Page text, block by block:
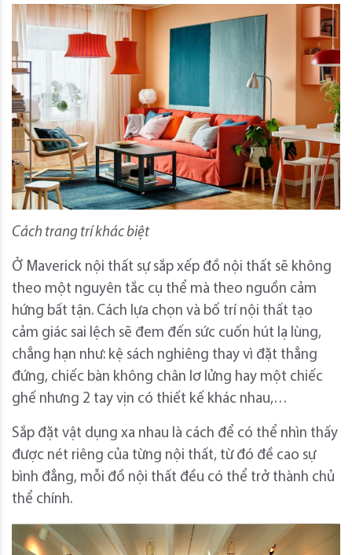
Cách trang trí khác biệt
Ở Maverick nội thất sự sắp xếp đồ nội thất sẽ không
theo một nguyên tắc cụ thể mà theo nguồn cảm
hứng bất tận. Cách lựa chọn và bố trí nội thất tạo
cảm giác sai lệch sẽ đem đến sức cuốn hút lạ lùng,
chẳng hạn như: kệ sách nghiêng thay vì đặt thẳng
đứng, chiếc bàn không chân lơ lửng hay một chiếc
ghế nhưng 2 tay vịn có thiết kế khác nhau,…
Sắp đặt vật dụng xa nhau là cách để có thể nhìn thấy
được nét riêng của từng nội thất, từ đó đề cao sự
bình đẳng, mỗi đồ nội thất đều có thể trở thành chủ
thể chính.